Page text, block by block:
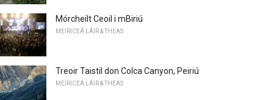
Mórcheilt Ceoil i mBiriú
MEIRICEÁ LÁIR & THEAS
Treoir Taistil don Colca Canyon, Peiriú
MEIRICEÁ LÁIR & THEAS